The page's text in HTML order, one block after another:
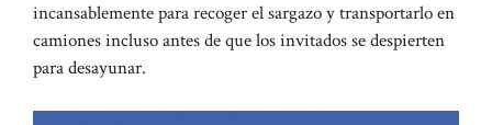
incansablemente para recoger el sargazo y transportarlo en
camiones incluso antes de que los invitados se despierten
para desayunar.